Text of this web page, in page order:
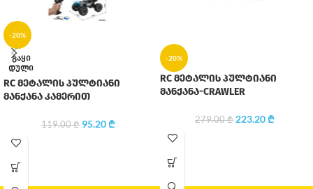
-20%
ᲒᲐᲧᲘ
ᲓᲣᲚᲘ
RC მეტალის პულტიანი
მანქანა კამერით
119.00₾ 95.20₾
-20%
RC მეტალის პულტიანი
მანქანა-CRAWLER
279.00₾ 223.20₾